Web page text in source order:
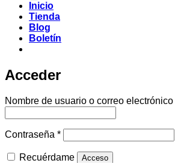
Inicio
Tienda
Blog
Boletín
Acceder
Nombre de usuario o correo electrónico
Contraseña *Obligatorio
Recuérdame Acceso